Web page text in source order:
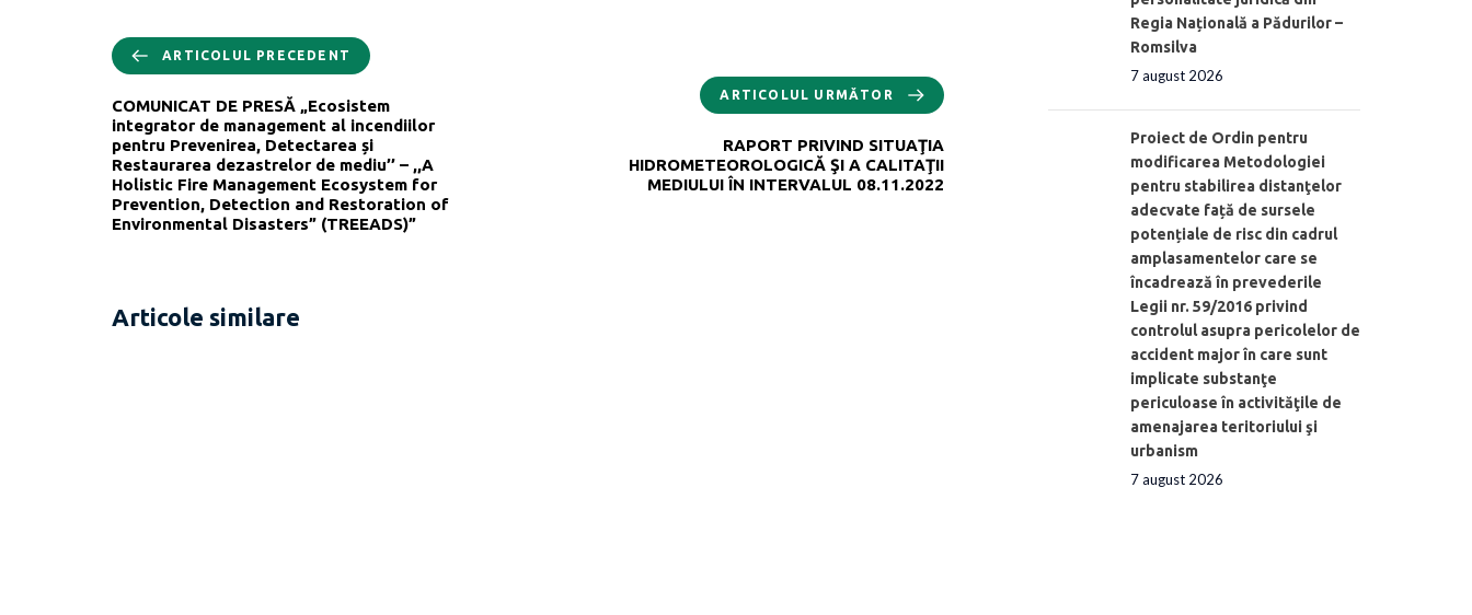
ARTICOLUL PRECEDENT
COMUNICAT DE PRESĂ „Ecosistem
integrator de management al incendiilor
pentru Prevenirea, Detectarea și
Restaurarea dezastrelor de mediu’’ – ,,A
Holistic Fire Management Ecosystem for
Prevention, Detection and Restoration of
Environmental Disasters” (TREEADS)”
ARTICOLUL URMĂTOR
RAPORT PRIVIND SITUAŢIA
HIDROMETEOROLOGICĂ ŞI A CALITAŢII
MEDIULUI ÎN INTERVALUL 08.11.2022
Articole similare
Regia Națională a Pădurilor –
Romsilva
7 august 2026
Proiect de Ordin pentru
modificarea Metodologiei
pentru stabilirea distanţelor
adecvate față de sursele
potențiale de risc din cadrul
amplasamentelor care se
încadrează în prevederile
Legii nr. 59/2016 privind
controlul asupra pericolelor de
accident major în care sunt
implicate substanţe
periculoase în activităţile de
amenajarea teritoriului şi
urbanism
7 august 2026